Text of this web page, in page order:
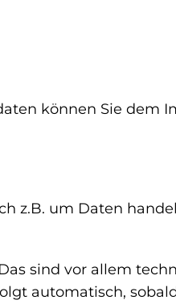
können Sie dem
z.B. um Daten
sind vor allem
automatisch,